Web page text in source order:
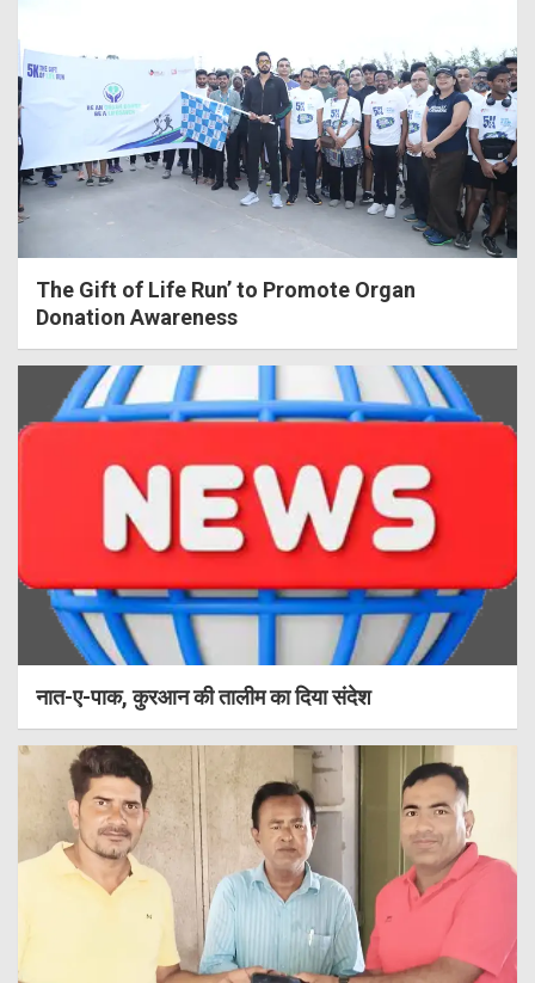
The Gift of Life Run’ to Promote Organ
Donation Awareness
नात-ए-पाक, कुरआन की तालीम का दिया संदेश